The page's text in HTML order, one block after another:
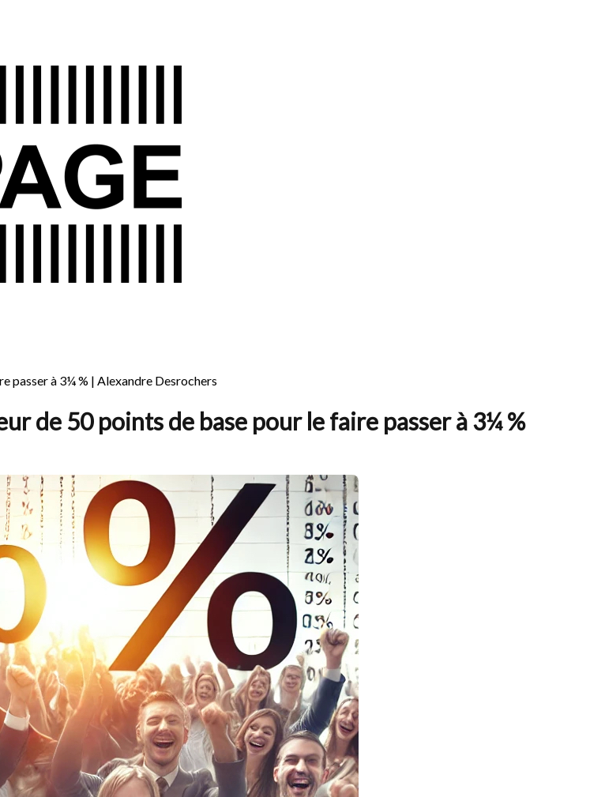
passer à 3¼ % | Alexandre Desrochers
de 50 points de base pour le faire passer à 3¼ %